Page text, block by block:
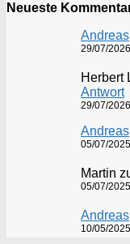
Neueste
Andreas
29/07/2026
Herbert
Antwort
29/07/2026
Andreas
05/07/2025
Martin
05/07/2025
Andreas
10/05/2025